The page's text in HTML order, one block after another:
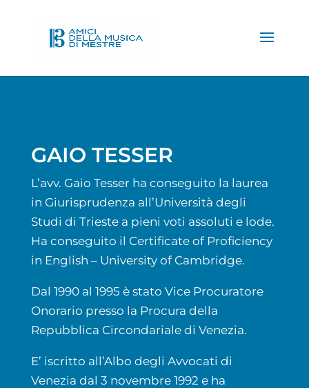
GAIO TESSER
L’avv. Gaio Tesser ha conseguito la laurea
in Giurisprudenza all’Università degli
Studi di Trieste a pieni voti assoluti e lode.
Ha conseguito il Certificate of Proficiency
in English – University of Cambridge.
Dal 1990 al 1995 è stato Vice Procuratore
Onorario presso la Procura della
Repubblica Circondariale di Venezia.
E’ iscritto all’Albo degli Avvocati di
Venezia dal 3 novembre 1992 e ha